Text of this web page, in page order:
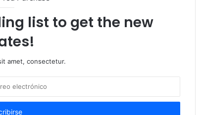
list to get the new
amet, consectetur.